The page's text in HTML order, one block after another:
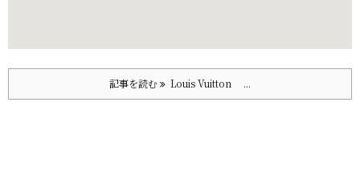
記事を読む Louis Vuitton ...